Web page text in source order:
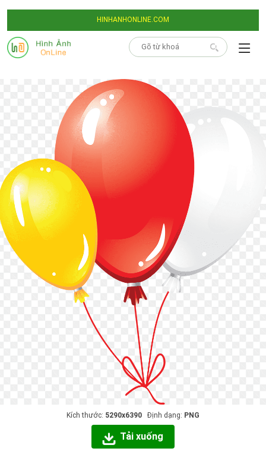
HINHANHONLINE.COM
Kích thước: 5290x6390 Định dạng: PNG
Tải xuống